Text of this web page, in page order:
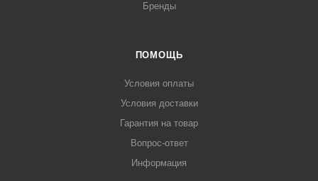
Бренды
ПОМОЩЬ
Условия оплаты
Условия доставки
Гарантия на товар
Вопрос-ответ
Информация